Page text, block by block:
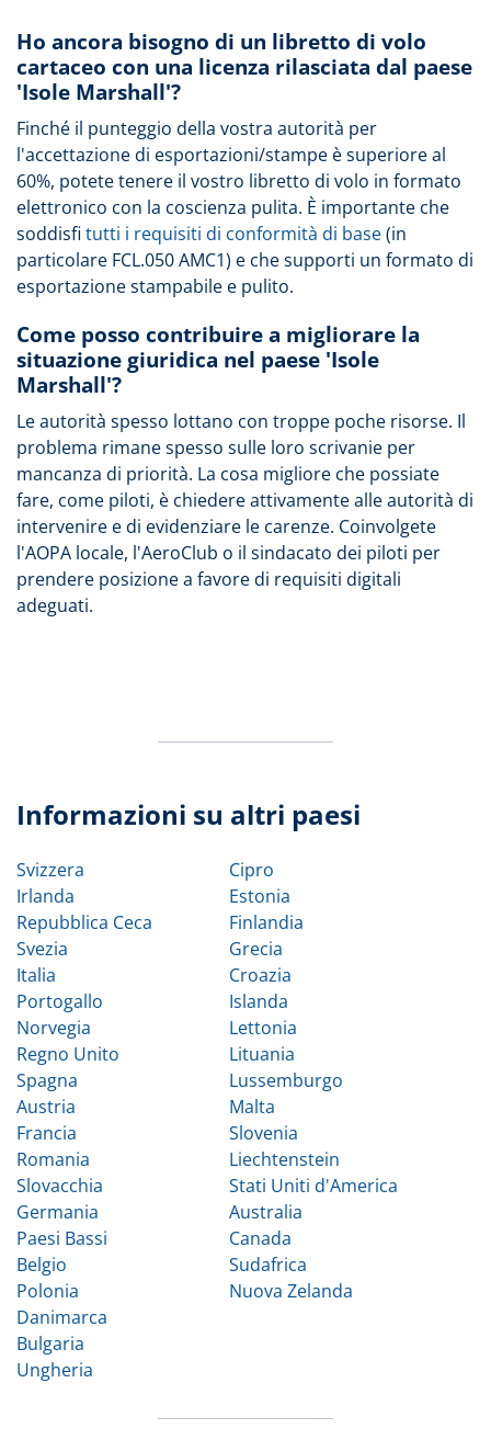
Ho ancora bisogno di un libretto di volo
cartaceo con una licenza rilasciata dal paese
'Isole Marshall'?
Finché il punteggio della vostra autorità per
l'accettazione di esportazioni/stampe è superiore al
60%, potete tenere il vostro libretto di volo in formato
elettronico con la coscienza pulita. È importante che
soddisfi tutti i requisiti di conformità di base(in
particolare FCL.050 AMC1) e che supporti un formato di
esportazione stampabile e pulito.
Come posso contribuire a migliorare la
situazione giuridica nel paese 'Isole
Marshall'?
Le autorità spesso lottano con troppe poche risorse. Il
problema rimane spesso sulle loro scrivanie per
mancanza di priorità. La cosa migliore che possiate
fare, come piloti, è chiedere attivamente alle autorità di
intervenire e di evidenziare le carenze. Coinvolgete
l'AOPA locale, l'AeroClub o il sindacato dei piloti per
prendere posizione a favore di requisiti digitali
adeguati.
Informazioni su altri paesi
Svizzera
Irlanda
Repubblica Ceca
Svezia
Italia
Portogallo
Norvegia
Regno Unito
Spagna
Austria
Francia
Romania
Slovacchia
Germania
Paesi Bassi
Belgio
Polonia
Danimarca
Bulgaria
Ungheria
Cipro
Estonia
Finlandia
Grecia
Croazia
Islanda
Lettonia
Lituania
Lussemburgo
Malta
Slovenia
Liechtenstein
Stati Uniti d'America
Australia
Canada
Sudafrica
Nuova Zelanda